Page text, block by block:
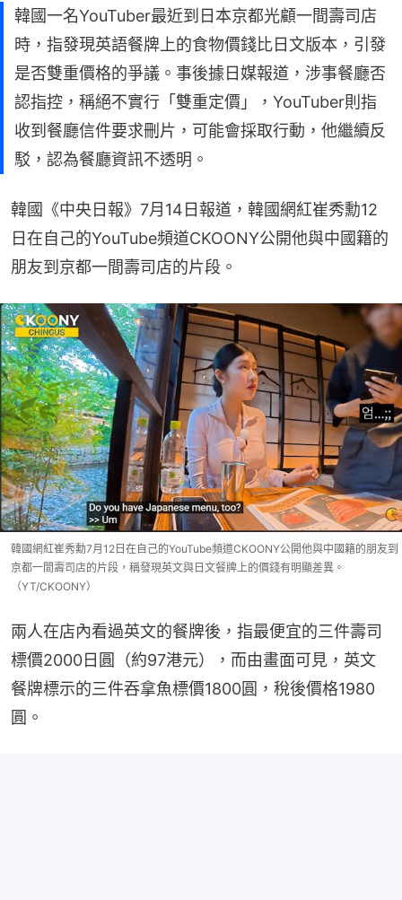
韓國一名YouTuber最近到日本京都光顧一間壽司店
時，指發現英語餐牌上的食物價錢比日文版本，引發
是否雙重價格的爭議。事後據日媒報道，涉事餐廳否
認指控，稱絕不實行「雙重定價」，YouTuber則指
收到餐廳信件要求刪片，可能會採取行動，他繼續反
駁，認為餐廳資訊不透明。
韓國《中央日報》7月14日報道，韓國網紅崔秀勳12
日在自己的YouTube頻道CKOONY公開他與中國籍的
朋友到京都一間壽司店的片段。
韓國網紅崔秀勳7月12日在自己的YouTube頻道CKOONY公開他與中國籍的朋友到
京都一間壽司店的片段，稱發現英文與日文餐牌上的價錢有明顯差異。
（YT/CKOONY）
兩人在店內看過英文的餐牌後，指最便宜的三件壽司
標價2000日圓（約97港元），而由畫面可見，英文
餐牌標示的三件吞拿魚標價1800圓，稅後價格1980
圓。